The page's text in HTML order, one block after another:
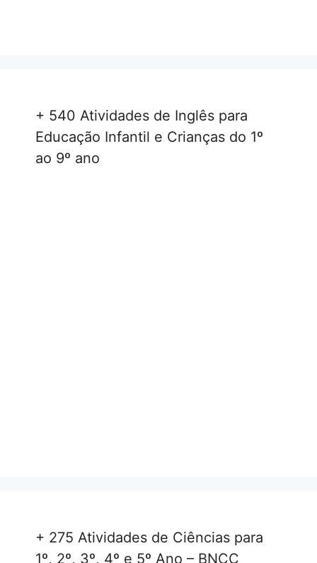
+ 540 Atividades de Inglês para
Educação Infantil e Crianças do 1º
ao 9º ano
+ 275 Atividades de Ciências para
1º, 2º, 3º, 4º e 5º Ano – BNCC